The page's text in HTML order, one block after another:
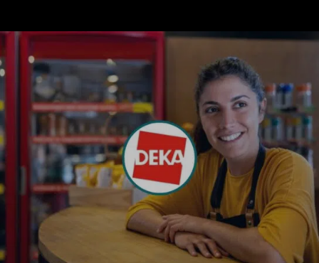
DekaMarkt World of Food is een bijzondere
variant binnen het DekaMarkt-concern. De
formule richt zich op een supermarktbeleving
waarin vakmanschap, smaak en service
samenkomen. Klanten vinden er een uitgebreide
versafdeling, ambachtelijke producten en ruimte
voor persoonlijke keuzes. Het is een supermarkt
die voelt als een foodmarkt, waar het ontdekken
van smaken en producten centraal staat – zonder
de dagelijkse boodschappen uit het oog te
verliezen.